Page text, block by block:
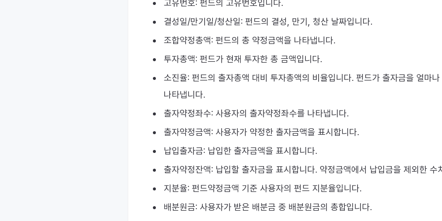
고유번호: 펀드의 고유번호입니다.
결성일/만기일/청산일: 펀드의 결성, 만기, 청산 날짜입니다.
조합약정총액: 펀드의 총 약정금액을 나타냅니다.
투자총액: 펀드가 현재 투자한 총 금액입니다.
소진율: 펀드의 출자총액 대비 투자총액의 비율입니다. 펀드가 출자금을 얼마
나타냅니다.
출자약정좌수: 사용자의 출자약정좌수를 나타냅니다.
출자약정금액: 사용자가 약정한 출자금액을 표시합니다.
납입출자금: 납입한 출자금액을 표시합니다.
출자약정잔액: 납입할 출자금을 표시합니다. 약정금액에서 납입금을 제외한 수
지분율: 펀드약정금액 기준 사용자의 펀드 지분율입니다.
배분원금: 사용자가 받은 배분금 중 배분원금의 총합입니다.